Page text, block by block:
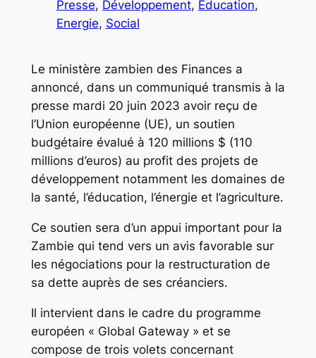
Presse, Développement, Education
Energie, Social
Le ministère zambien des Finances a
annoncé, dans un communiqué transmis à la
presse mardi 20 juin 2023 avoir reçu de
l’Union européenne (UE), un soutien
budgétaire évalué à 120 millions $ (110
millions d’euros) au profit des projets de
développement notamment les domaines de
la santé, l’éducation, l’énergie et l’agriculture.
Ce soutien sera d’un appui important pour la
Zambie qui tend vers un avis favorable sur
les négociations pour la restructuration de
sa dette auprès de ses créanciers.
Il intervient dans le cadre du programme
européen « Global Gateway » et se
compose de trois volets concernant